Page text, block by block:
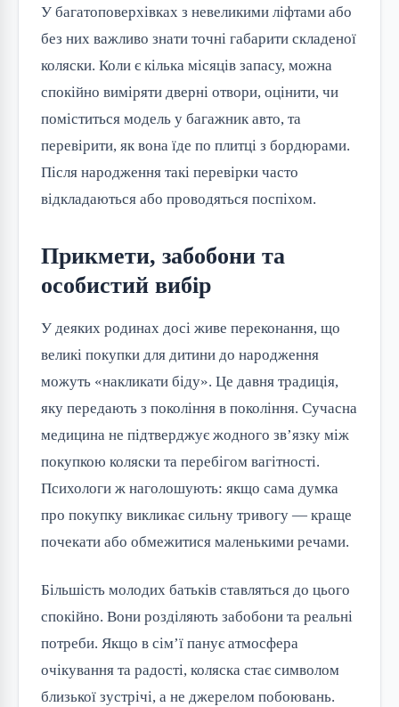
У багатоповерхівках з невеликими ліфтами або
без них важливо знати точні габарити складеної
коляски. Коли є кілька місяців запасу, можна
спокійно виміряти дверні отвори, оцінити, чи
поміститься модель у багажник авто, та
перевірити, як вона їде по плитці з бордюрами.
Після народження такі перевірки часто
відкладаються або проводяться поспіхом.
Прикмети, забобони та
особистий вибір
У деяких родинах досі живе переконання, що
великі покупки для дитини до народження
можуть «накликати біду». Це давня традиція,
яку передають з покоління в покоління. Сучасна
медицина не підтверджує жодного зв’язку між
покупкою коляски та перебігом вагітності.
Психологи ж наголошують: якщо сама думка
про покупку викликає сильну тривогу — краще
почекати або обмежитися маленькими речами.
Більшість молодих батьків ставляться до цього
спокійно. Вони розділяють забобони та реальні
потреби. Якщо в сім’ї панує атмосфера
очікування та радості, коляска стає символом
близької зустрічі, а не джерелом побоювань.